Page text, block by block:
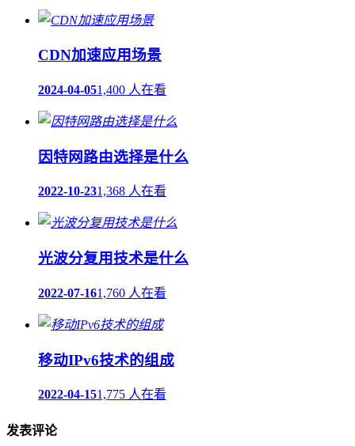
CDN加速应用场景
2024-04-051,400 人在看
因特网路由选择是什么
2022-10-231,368 人在看
光波分复用技术是什么
2022-07-161,760 人在看
移动IPv6技术的组成
2022-04-151,775 人在看
发表评论